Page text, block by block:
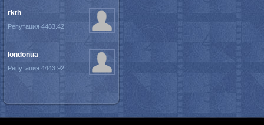
rkth
Репутация 4483.42
londonua
Репутация 4443.92